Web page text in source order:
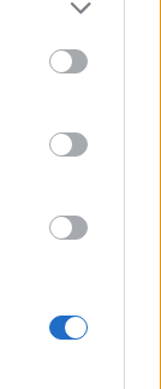
29 - 100